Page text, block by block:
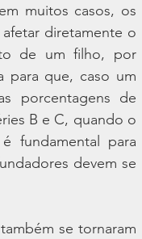
muitos casos, os
diretamente o
de um filho, por
para que, caso um
porcentagens de
B e C, quando o
fundamental para
devem se
se tornaram